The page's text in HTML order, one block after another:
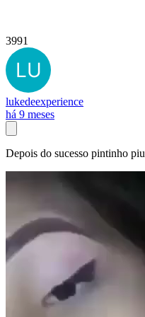
3991
lukedeexperience
há 9 meses
Depois do sucesso pintinho